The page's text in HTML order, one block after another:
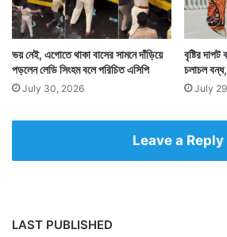
দম্পতিকে শুভেচ্ছায় ভরিয়ে দেন।
কাটান। কথা বলেন।
ভয় নেই, এগোতে থাকা বাসের সামনে দাঁড়িয়ে
পড়লেন লেডি সিংহম বলে পরিচিত এসিপি
July 30, 2026
বৃষ্টির
চলাচল
July
Leave a Reply
LAST PUBLISHED